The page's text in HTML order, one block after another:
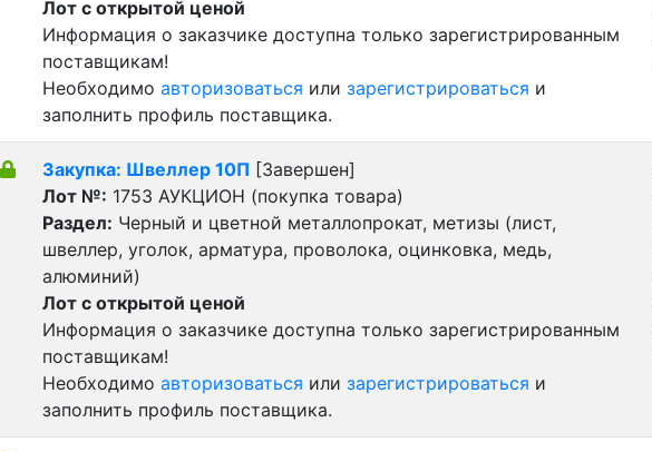
Лот с открытой ценой
Информация о заказчике доступна только зарегистрированным
поставщикам!
Необходимо авторизоваться или зарегистрироваться и
заполнить профиль поставщика.
Закупка: Швеллер 10П [Завершен]
Лот №: 1753 АУКЦИОН (покупка товара)
Раздел: Черный и цветной металлопрокат, метизы (лист,
швеллер, уголок, арматура, проволока, оцинковка, медь,
алюминий)
Лот с открытой ценой
Информация о заказчике доступна только зарегистрированным
поставщикам!
Необходимо авторизоваться или зарегистрироваться и
заполнить профиль поставщика.